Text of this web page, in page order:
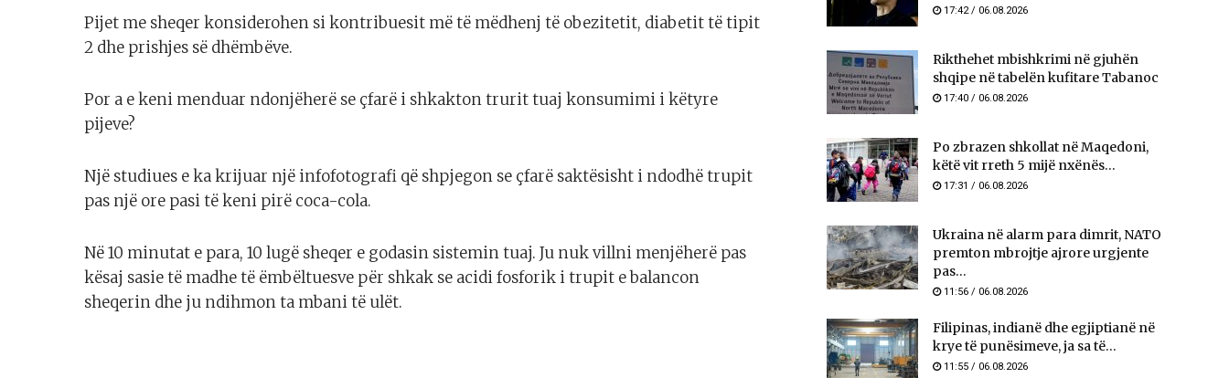
Pijet me sheqer konsiderohen si kontribuesit më të mëdhenj të obezitetit, diabetit të tipit
2 dhe prishjes së dhëmbëve.
Por a e keni menduar ndonjëherë se çfarë i shkakton trurit tuaj konsumimi i këtyre
pijeve?
Një studiues e ka krijuar një infofotografi që shpjegon se çfarë saktësisht i ndodhë trupit
pas një ore pasi të keni pirë coca-cola.
Në 10 minutat e para, 10 lugë sheqer e godasin sistemin tuaj. Ju nuk villni menjëherë pas
kësaj sasie të madhe të ëmbëltuesve për shkak se acidi fosforik i trupit e balancon
sheqerin dhe ju ndihmon ta mbani të ulët.
17:42 / 06.08.2026
Rikthehet mbishkrimi në gjuhën
shqipe në tabelën kufitare Tabanoc
17:40 / 06.08.2026
Po zbrazen shkollat në Maqedoni,
këtë vit rreth 5 mijë nxënës...
17:31 / 06.08.2026
Ukraina në alarm para dimrit, NATO
premton mbrojtje ajrore urgjente
pas...
11:56 / 06.08.2026
Filipinas, indianë dhe egjiptianë në
krye të punësimeve, ja sa të...
11:55 / 06.08.2026